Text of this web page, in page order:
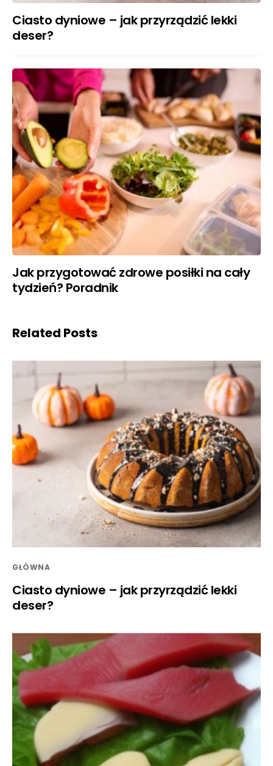
Ciasto dyniowe – jak przyrządzić lekki
deser?
Jak przygotować zdrowe posiłki na cały
tydzień? Poradnik
Related Posts
GŁÓWNA
Ciasto dyniowe – jak przyrządzić lekki
deser?